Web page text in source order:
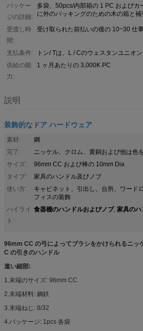
パッケー
ジの詳細:
多袋、50pcs/内部箱の 1 PC およびカ
に外のパッキングのための木の箱と補
受渡し時
間:
受け取られた前払いの後の 10~30 仕
支払条件:
トン/ Tは、L / Cのウェスタンユニオン
供給の能
力:
1 ヶ月あたりの 3,000K PC
説明
装飾的なドア ハードウェア
素材:
鋼
完了:
ニッケル、クロム、黄銅および他は色
サイズ:
96mm CC および棒の 10mm Dia
タイプ:
家具のハンドル及びノブ
使い方:
キャビネット、引出し、台所、ワード
フィスの装飾
ハイライ
ト:
食器棚のハンドルおよびノブ, 家具の
96mm CC の弓によってブラシをかけられるニッ
C の引きのハンドル
速い細部:
1.末端のサイズ: 96mm CC
2.末端材料: 鋼鉄
3.末端ねじ: 8/32
4.パッケージ: 1pcs 各袋